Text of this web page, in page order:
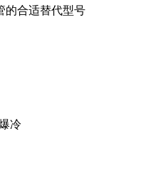
的合适替代型号
冷